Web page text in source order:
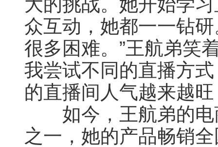
众互动，她都一一钻
很多困难。”王航弟笑
我尝试不同的直播方
的直播间人气越来越
如今，王航弟的电
之一，她的产品畅销